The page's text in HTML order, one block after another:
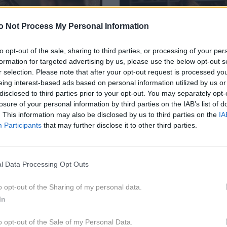
Not Process My Personal Information
opt-out of the sale, sharing to third parties, or processing of your
for targeted advertising by us, please use the below opt-out
selection. Please note that after your opt-out request is processed
interest-based ads based on personal information utilized by us
to third parties prior to your opt-out. You may separately
of your personal information by third parties on the IAB’s list of
This information may also be disclosed by us to third parties on the
Participants that may further disclose it to other third parties.
Data Processing Opt Outs
opt-out of the Sharing of my personal data.
opt-out of the Sale of my Personal Data.
narcisa, ne
čustveno zdravih
ZA NAVDIH
"Najino razmerje se je
izboljšalo, ko sem
'vrgel' iz hiše"
ZA NAVDIH